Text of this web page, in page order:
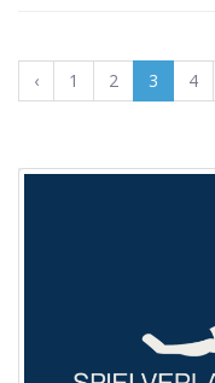
‹ 1 2 3 4